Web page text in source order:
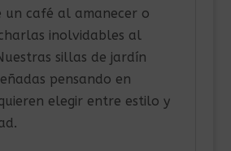
un café al amanecer o
inolvidables al
sillas de jardín
pensando en
elegir entre estilo y